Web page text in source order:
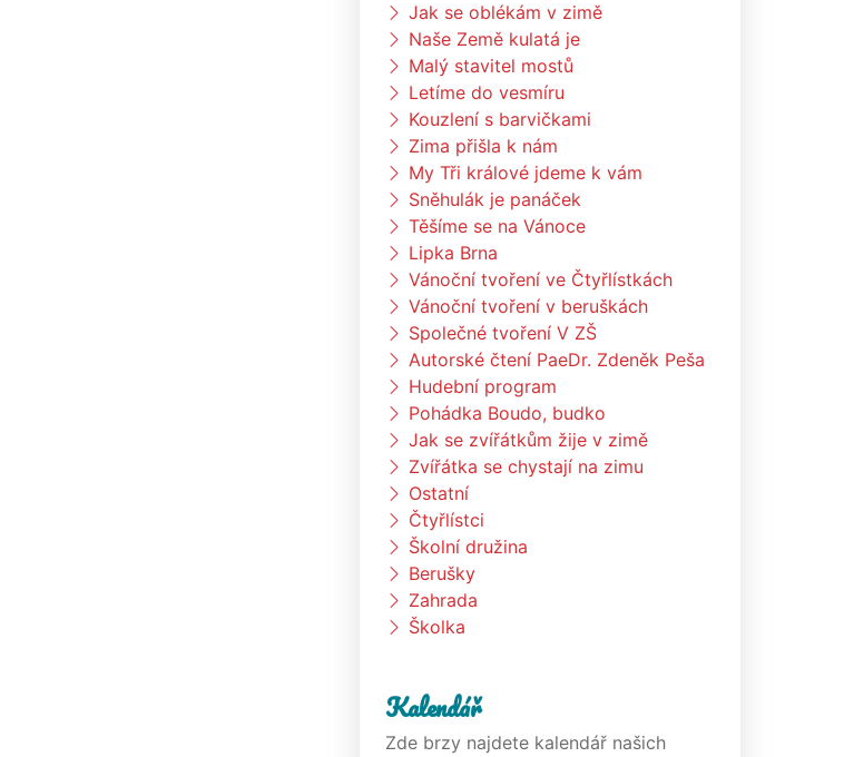
Jak se oblékám v zimě
Naše Země kulatá je
Malý stavitel mostů
Letíme do vesmíru
Kouzlení s barvičkami
Zima přišla k nám
My Tři králové jdeme k vám
Sněhulák je panáček
Těšíme se na Vánoce
Lipka Brna
Vánoční tvoření ve Čtyřlístkách
Vánoční tvoření v beruškách
Společné tvoření V ZŠ
Autorské čtení PaeDr. Zdeněk Peša
Hudební program
Pohádka Boudo, budko
Jak se zvířátkům žije v zimě
Zvířátka se chystají na zimu
Ostatní
Čtyřlístci
Školní družina
Berušky
Zahrada
Školka
Kalendář
Zde brzy najdete kalendář našich